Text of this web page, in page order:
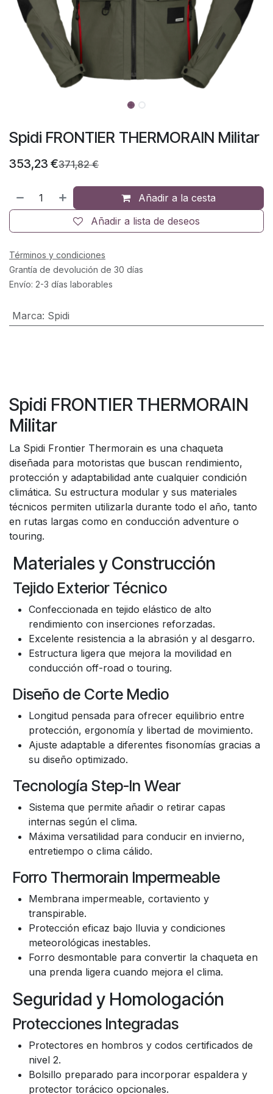
Spidi FRONTIER THERMORAIN Militar
353,23 €371,82€
Añadir a la cesta
Añadir a lista de deseos
Términos y condiciones
Grantía de devolución de 30 días
Envío: 2-3 días laborables
Marca: Spidi
Spidi FRONTIER THERMORAIN
Militar
La Spidi Frontier Thermorain es una chaqueta
diseñada para motoristas que buscan rendimiento,
protección y adaptabilidad ante cualquier condición
climática. Su estructura modular y sus materiales
técnicos permiten utilizarla durante todo el año, tanto
en rutas largas como en conducción adventure o
touring.
Materiales y Construcción
Tejido Exterior Técnico
Confeccionada en tejido elástico de alto
rendimiento con inserciones reforzadas.
Excelente resistencia a la abrasión y al desgarro.
Estructura ligera que mejora la movilidad en
conducción off-road o touring.
Diseño de Corte Medio
Longitud pensada para ofrecer equilibrio entre
protección, ergonomía y libertad de movimiento.
Ajuste adaptable a diferentes fisonomías gracias a
su diseño optimizado.
Tecnología Step-In Wear
Sistema que permite añadir o retirar capas
internas según el clima.
Máxima versatilidad para conducir en invierno,
entretiempo o clima cálido.
Forro Thermorain Impermeable
Membrana impermeable, cortaviento y
transpirable.
Protección eficaz bajo lluvia y condiciones
meteorológicas inestables.
Forro desmontable para convertir la chaqueta en
una prenda ligera cuando mejora el clima.
Seguridad y Homologación
Protecciones Integradas
Protectores en hombros y codos certificados de
nivel 2.
Bolsillo preparado para incorporar espaldera y
protector torácico opcionales.